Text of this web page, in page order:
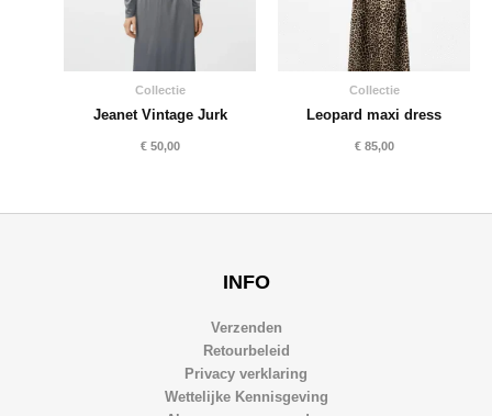
Collectie
Jeanet Vintage Jurk
€50,00
Collectie
Leopard maxi dress
€85,00
INFO
Verzenden
Retourbeleid
Privacy verklaring
Wettelijke Kennisgeving